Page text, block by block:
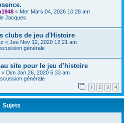
« Mer Mars 04, 2026 10:28 am
Jacques
clubs de jeu d'Histoire
« Jeu Nov 12, 2020 12:21 am
générale
site pour le jeu d'histoire
« Dim Jan 26, 2020 6:33 am
générale
1 2 3 4
Sujets